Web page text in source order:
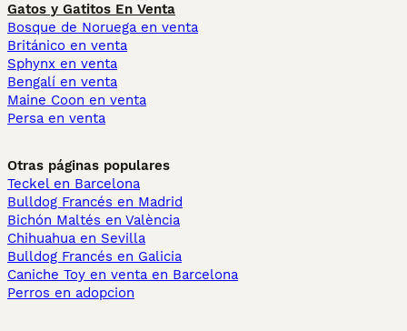
Gatos y Gatitos En Venta
Bosque de Noruega en venta
Británico en venta
Sphynx en venta
Bengalí en venta
Maine Coon en venta
Persa en venta
Otras páginas populares
Teckel en Barcelona
Bulldog Francés en Madrid
Bichón Maltés en València
Chihuahua en Sevilla
Bulldog Francés en Galicia
Caniche Toy en venta en Barcelona
Perros en adopcion